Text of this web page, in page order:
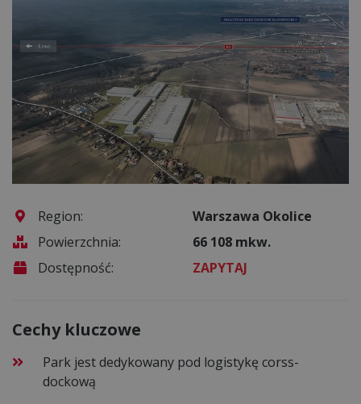
Region:
Warszawa Okolice
Powierzchnia:
66 108 mkw.
Dostępność:
ZAPYTAJ
Cechy kluczowe
Park jest dedykowany pod logistykę corss-
dockową